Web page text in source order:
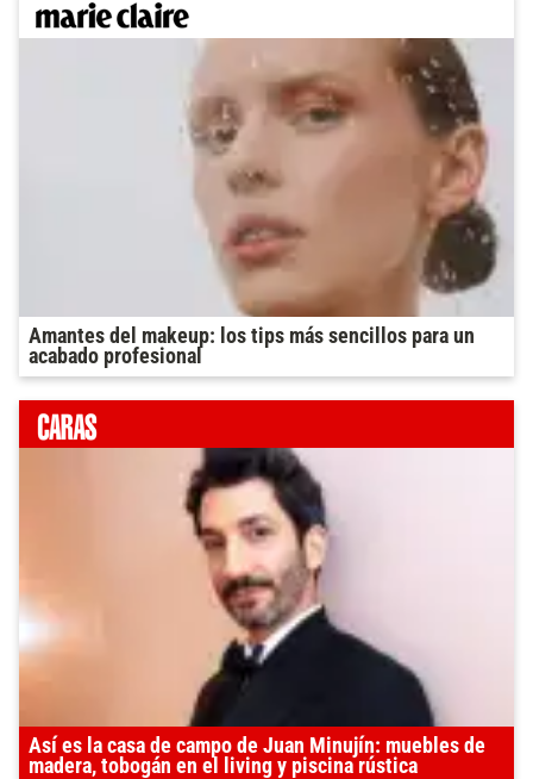
Amantes del makeup: los tips más sencillos para un
acabado profesional
Así es la casa de campo de Juan Minujín: muebles de
madera, tobogán en el living y piscina rústica